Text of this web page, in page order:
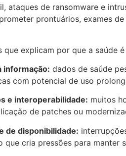
ataques de ransomware e
prontuários, exames
que explicam por que a saúde
informação: dados de saúde
com potencial de uso
e interoperabilidade: muitos
de patches ou
de disponibilidade:
cria pressões para manter